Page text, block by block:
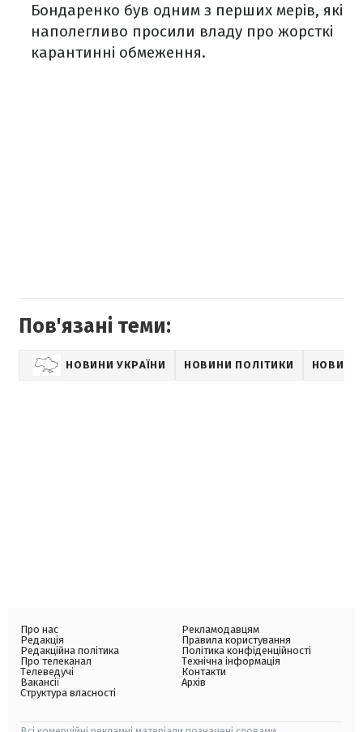
Бондаренко був одним з перших мерів, які
наполегливо просили владу про жорсткі
карантинні обмеження.
Пов'язані теми:
НОВИНИ УКРАЇНИ НОВИНИ ПОЛІТИКИ НОВИНИ
Про нас
Редакція
Редакційна політика
Про телеканал
Телеведучі
Вакансії
Структура власності
Рекламодавцям
Правила користування
Політика конфіденційності
Технічна інформація
Контакти
Архів